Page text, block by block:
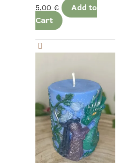
5,00 €
Add to
Cart
plusieurs
variations.
Les
options
peuvent
être
choisies